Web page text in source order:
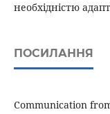
необхідністю
ПОСИЛАННЯ
Communication